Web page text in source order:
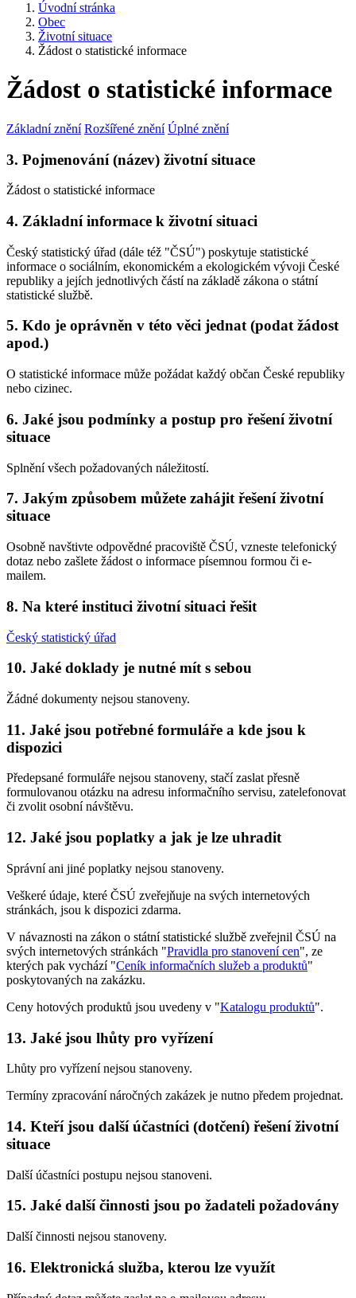
Úvodní stránka
Obec
Životní situace
Žádost o statistické informace
Žádost o statistické informace
Základní znění Rozšířené znění Úplné znění
3. Pojmenování (název) životní situace
Žádost o statistické informace
4. Základní informace k životní situaci
Český statistický úřad (dále též "ČSÚ") poskytuje statistické
informace o sociálním, ekonomickém a ekologickém vývoji České
republiky a jejích jednotlivých částí na základě zákona o státní
statistické službě.
5. Kdo je oprávněn v této věci jednat (podat žádost
apod.)
O statistické informace může požádat každý občan České republiky
nebo cizinec.
6. Jaké jsou podmínky a postup pro řešení životní
situace
Splnění všech požadovaných náležitostí.
7. Jakým způsobem můžete zahájit řešení životní
situace
Osobně navštivte odpovědné pracoviště ČSÚ, vzneste telefonický
dotaz nebo zašlete žádost o informace písemnou formou či e-
mailem.
8. Na které instituci životní situaci řešit
Český statistický úřad
10. Jaké doklady je nutné mít s sebou
Žádné dokumenty nejsou stanoveny.
11. Jaké jsou potřebné formuláře a kde jsou k
dispozici
Předepsané formuláře nejsou stanoveny, stačí zaslat přesně
formulovanou otázku na adresu informačního servisu, zatelefonovat
či zvolit osobní návštěvu.
12. Jaké jsou poplatky a jak je lze uhradit
Správní ani jiné poplatky nejsou stanoveny.
Veškeré údaje, které ČSÚ zveřejňuje na svých internetových
stránkách, jsou k dispozici zdarma.
V návaznosti na zákon o státní statistické službě zveřejnil ČSÚ na
svých internetových stránkách "Pravidla pro stanovení cen", ze
kterých pak vychází "Ceník informačních služeb a produktů"
poskytovaných na zakázku.
Ceny hotových produktů jsou uvedeny v "Katalogu produktů".
13. Jaké jsou lhůty pro vyřízení
Lhůty pro vyřízení nejsou stanoveny.
Termíny zpracování náročných zakázek je nutno předem projednat.
14. Kteří jsou další účastníci (dotčení) řešení životní
situace
Další účastníci postupu nejsou stanoveni.
15. Jaké další činnosti jsou po žadateli požadovány
Další činnosti nejsou stanoveny.
16. Elektronická služba, kterou lze využít